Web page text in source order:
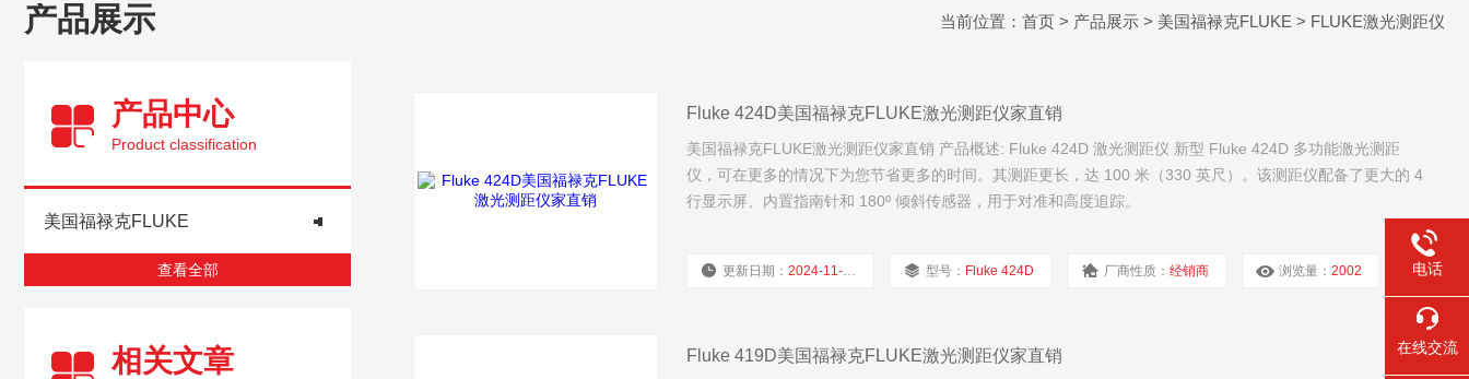
产品展示 当前位置： 首页 > 产品展示 > 美国福禄克FLUKE > FLUKE激光测距仪
产品中心
Product classification
美国福禄克FLUKE
查看全部
相关文章
Fluke 424D美国福禄克FLUKE激光测距仪家直销
美国福禄克FLUKE激光测距仪家直销 产品概述: Fluke 424D 激光测距仪 新型 Fluke 424D 多功能激光测距
仪，可在更多的情况下为您节省更多的时间。其测距更长，达 100 米（330 英尺）。该测距仪配备了更大的 4
行显示屏、内置指南针和 180º 倾斜传感器，用于对准和高度追踪。
更新日期：2024-11-22 型号： Fluke 424D 厂商性质：经销商 浏览量：2002
Fluke 419D美国福禄克FLUKE激光测距仪家直销
电话
在线交流